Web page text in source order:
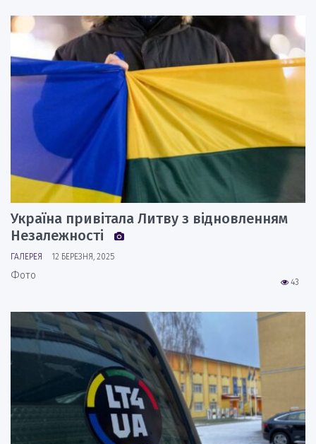
Україна привітала Литву з відновленням
Незалежності
ГАЛЕРЕЯ 12 БЕРЕЗНЯ, 2025
43
Фото